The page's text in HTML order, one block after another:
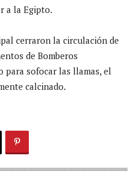
a la Egipto.
cerraron la circulación de
de Bomberos
sofocar las llamas, el
calcinado.